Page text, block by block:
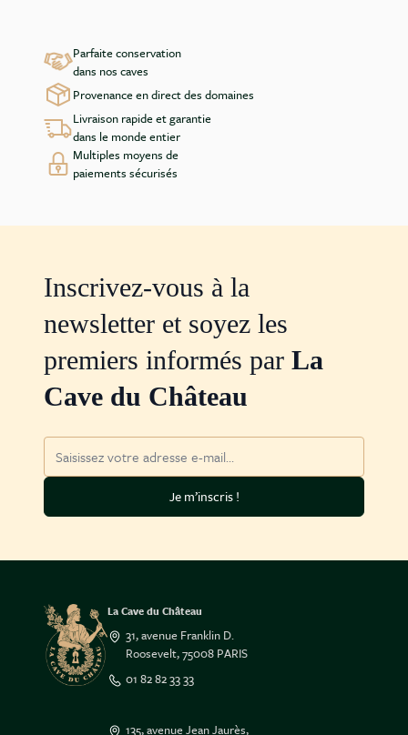
Parfaite conservation
dans nos caves
Provenance en direct des domaines
Livraison rapide et garantie
dans le monde entier
Multiples moyens de
paiements sécurisés
Inscrivez-vous à la
newsletter et soyez les
premiers informés par La
Cave du Château
Je m’inscris !
La Cave du Château
31, avenue Franklin D.
Roosevelt, 75008 PARIS
01 82 82 33 33
135, avenue Jean Jaurès,